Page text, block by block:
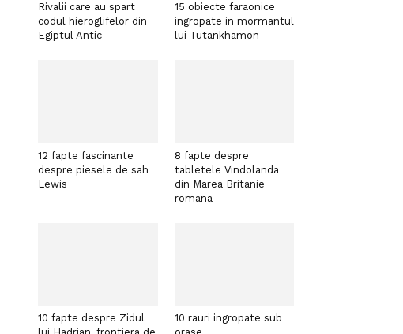
Rivalii care au spart
codul hieroglifelor din
Egiptul Antic
15 obiecte faraonice
ingropate in mormantul
lui Tutankhamon
12 fapte fascinante
despre piesele de sah
Lewis
8 fapte despre
tabletele Vindolanda
din Marea Britanie
romana
10 fapte despre Zidul
10 rauri ingropate sub